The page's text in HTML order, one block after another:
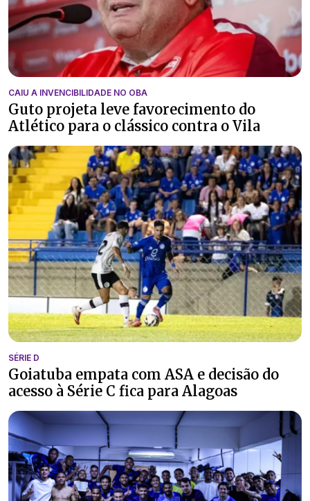
CAIU A INVENCIBILIDADE NO OBA
Guto projeta leve favorecimento do
Atlético para o clássico contra o Vila
SÉRIE D
Goiatuba empata com ASA e decisão do
acesso à Série C fica para Alagoas